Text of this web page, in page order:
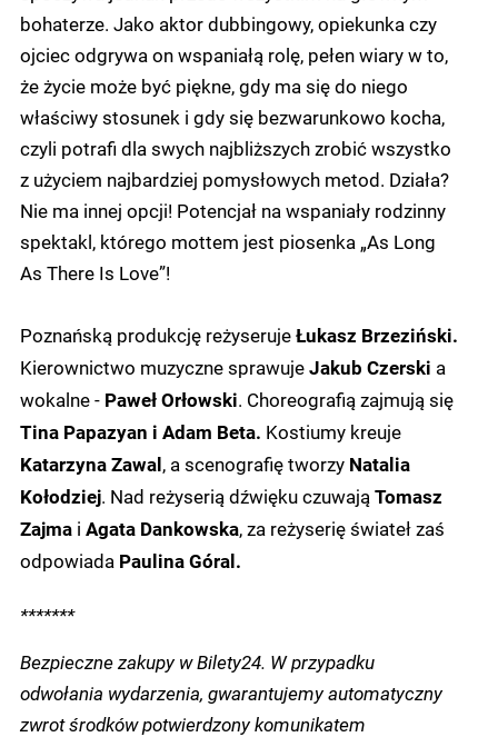
bohaterze. Jako aktor dubbingowy, opiekunka czy
ojciec odgrywa on wspaniałą rolę, pełen wiary w to,
że życie może być piękne, gdy ma się do niego
właściwy stosunek i gdy się bezwarunkowo kocha,
czyli potrafi dla swych najbliższych zrobić wszystko
z użyciem najbardziej pomysłowych metod. Działa?
Nie ma innej opcji! Potencjał na wspaniały rodzinny
spektakl, którego mottem jest piosenka „As Long
As There Is Love”!
Poznańską produkcję reżyserujeŁukasz Brzeziński.
Kierownictwo muzyczne sprawujeJakub Czerski a
wokalne - Paweł Orłowski. Choreografią zajmują się
Tina Papazyan i Adam Beta. Kostiumy kreuje
Katarzyna Zawal, a scenografię tworzy Natalia
Kołodziej. Nad reżyserią dźwięku czuwają Tomasz
Zajma i Agata Dankowska, za reżyserię świateł zaś
odpowiada Paulina Góral.
*******
Bezpieczne zakupy w Bilety24. W przypadku
odwołania wydarzenia, gwarantujemy automatyczny
zwrot środków potwierdzony komunikatem